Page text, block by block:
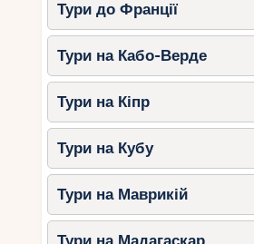
Тури до Франції
Тури на Кабо-Верде
Тури на Кіпр
Тури на Кубу
Тури на Маврикій